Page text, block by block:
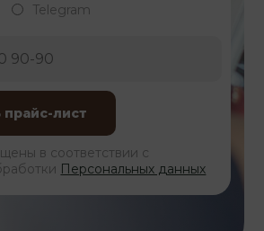
Telegram
в соответствии с
Персональных данных